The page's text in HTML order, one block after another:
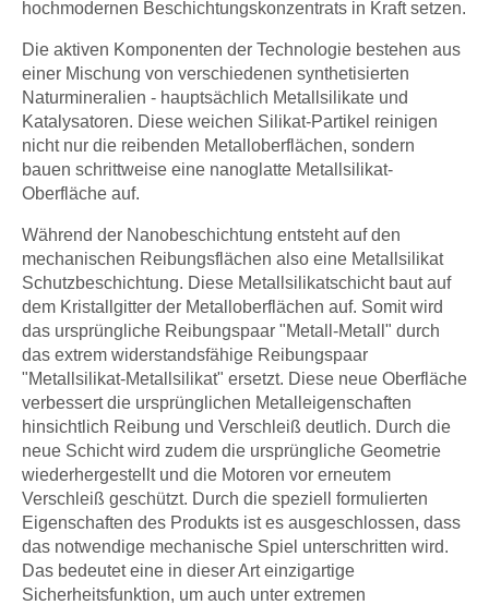
hochmodernen Beschichtungskonzentrats in Kraft setzen.
Die aktiven Komponenten der Technologie bestehen aus
einer Mischung von verschiedenen synthetisierten
Naturmineralien - hauptsächlich Metallsilikate und
Katalysatoren. Diese weichen Silikat-Partikel reinigen
nicht nur die reibenden Metalloberflächen, sondern
bauen schrittweise eine nanoglatte Metallsilikat-
Oberfläche auf.
Während der Nanobeschichtung entsteht auf den
mechanischen Reibungsflächen also eine Metallsilikat
Schutzbeschichtung. Diese Metallsilikatschicht baut auf
dem Kristallgitter der Metalloberflächen auf. Somit wird
das ursprüngliche Reibungspaar "Metall-Metall" durch
das extrem widerstandsfähige Reibungspaar
"Metallsilikat-Metallsilikat" ersetzt. Diese neue Oberfläche
verbessert die ursprünglichen Metalleigenschaften
hinsichtlich Reibung und Verschleiß deutlich. Durch die
neue Schicht wird zudem die ursprüngliche Geometrie
wiederhergestellt und die Motoren vor erneutem
Verschleiß geschützt. Durch die speziell formulierten
Eigenschaften des Produkts ist es ausgeschlossen, dass
das notwendige mechanische Spiel unterschritten wird.
Das bedeutet eine in dieser Art einzigartige
Sicherheitsfunktion, um auch unter extremen